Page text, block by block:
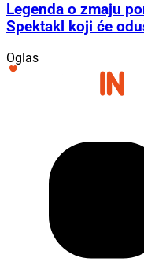
Legenda o zmaju
Spektakl koji će
Oglas